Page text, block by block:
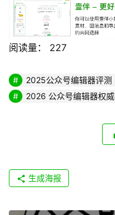
阅读量： 227
2025公众号编辑器评测
2026 公众号编辑器权
生成海报